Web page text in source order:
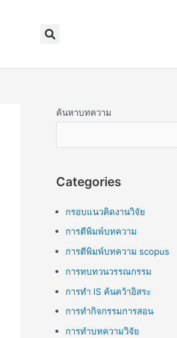
Search
ค้นหาบทความ
Categories
กรอบแนวคิดงานวิจัย
การตีพิมพ์บทความ
การตีพิมพ์บทความ scopus
การทบทวนวรรณกรรม
การทำ IS ค้นคว้าอิสระ
การทำกิจกรรมการสอน
การทำบทความวิจัย